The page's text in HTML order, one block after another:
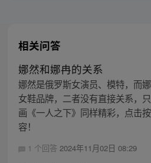
相关问答
娜然和娜冉的关系
娜然是俄罗斯女演员、模特，而
女鞋品牌，二者没有直接关系，
画《一人之下》同样精彩，点击
容！
1 个回答 2024年11月02日 08:29